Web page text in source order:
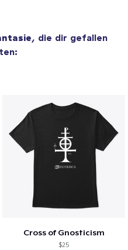
, die dir gefallen
Cross of Gnosticism
$25